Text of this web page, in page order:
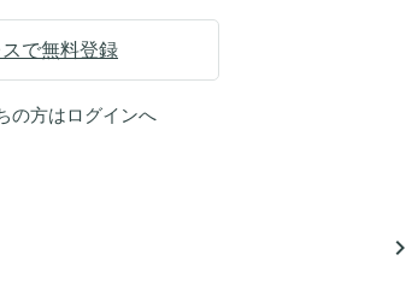
で無料登録
の方はログインへ
navigate_next